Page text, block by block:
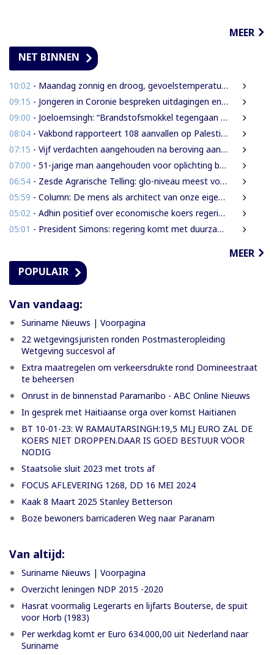
MEER
NET BINNEN
10:02 - Maandag zonnig en droog, gevoelstemperatuur tot 41 graden
09:15 - Jongeren in Coronie bespreken uitdagingen en toekomst tijdens districtsjeugdcongres
09:00 - Joeloemsingh: “Brandstofsmokkel tegengaan middels kleuren van legale brandstof”
08:04 - Vakbond rapporteert 108 aanvallen op Palestijnse journalisten in juli
07:15 - Vijf verdachten aangehouden na beroving aan Rijsdijkweg
07:00 - 51-jarige man aangehouden voor oplichting bejaarde vrouw in centrum Paramaribo
06:54 - Zesde Agrarische Telling: glo-niveau meest voorkomend onder landbouwers
05:59 - Column: De mens als architect van onze eigen rampen
05:02 - Adhin positief over economische koers regering, maar wil snellere uitvoering
05:01 - President Simons: regering komt met duurzame oplossing voor grondenrechten
MEER
POPULAIR
Van vandaag:
Suriname Nieuws | Voorpagina
22 wetgevingsjuristen ronden Postmasteropleiding
Wetgeving succesvol af
Extra maatregelen om verkeersdrukte rond Domineestraat
te beheersen
Onrust in de binnenstad Paramaribo - ABC Online Nieuws
In gesprek met Haitiaanse orga over komst Haitianen
BT 10-01-23: W RAMAUTARSINGH:19,5 MLJ EURO ZAL DE
KOERS NIET DROPPEN.DAAR IS GOED BESTUUR VOOR
NODIG
Staatsolie sluit 2023 met trots af
FOCUS AFLEVERING 1268, DD 16 MEI 2024
Kaak 8 Maart 2025 Stanley Betterson
Boze bewoners barricaderen Weg naar Paranam
Van altijd:
Suriname Nieuws | Voorpagina
Overzicht leningen NDP 2015 -2020
Hasrat voormalig Legerarts en lijfarts Bouterse, de spuit
voor Horb (1983)
Per werkdag komt er Euro 634.000,00 uit Nederland naar
Suriname